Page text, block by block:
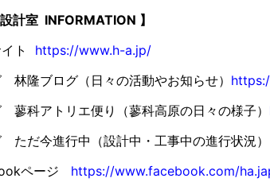
設計室 INFORMATION 】
ト https://www.h-a.jp/
隆ブログ（日々の活動やお知らせ）
科アトリエ便り（蓼科高原の日々の様子）
だ今進行中（設計中・工事中の進行状況）
ページ https://www.facebook.com/